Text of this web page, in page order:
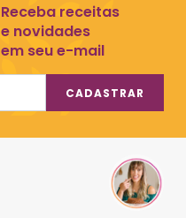
Receba receitas
e novidades
em seu e-mail
CADASTRAR